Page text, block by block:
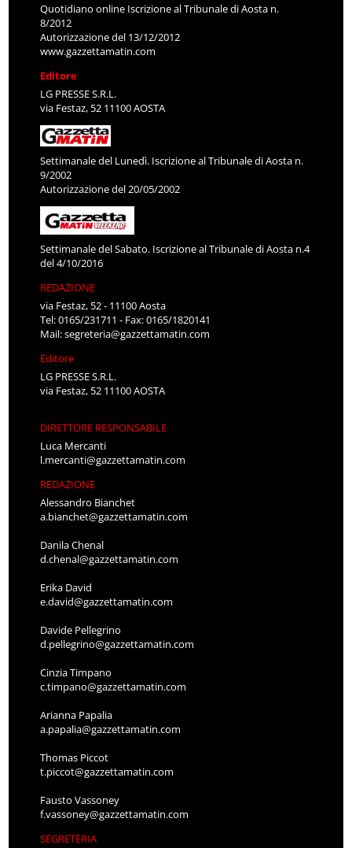
Quotidiano online Iscrizione al Tribunale di Aosta n.
8/2012
Autorizzazione del 13/12/2012
www.gazzettamatin.com
Editore
LG PRESSE S.R.L.
via Festaz, 52 11100 AOSTA
Settimanale del Lunedì. Iscrizione al Tribunale di Aosta n.
9/2002
Autorizzazione del 20/05/2002
Settimanale del Sabato. Iscrizione al Tribunale di Aosta n.4
del 4/10/2016
REDAZIONE
via Festaz, 52 - 11100 Aosta
Tel: 0165/231711 - Fax: 0165/1820141
Mail:segreteria@gazzettamatin.com
Editore
LG PRESSE S.R.L.
via Festaz, 52 11100 AOSTA
DIRETTORE RESPONSABILE
Luca Mercanti
l.mercanti@gazzettamatin.com
REDAZIONE
Alessandro Bianchet
a.bianchet@gazzettamatin.com
Danila Chenal
d.chenal@gazzettamatin.com
Erika David
e.david@gazzettamatin.com
Davide Pellegrino
d.pellegrino@gazzettamatin.com
Cinzia Timpano
c.timpano@gazzettamatin.com
Arianna Papalia
a.papalia@gazzettamatin.com
Thomas Piccot
t.piccot@gazzettamatin.com
Fausto Vassoney
f.vassoney@gazzettamatin.com
SEGRETERIA